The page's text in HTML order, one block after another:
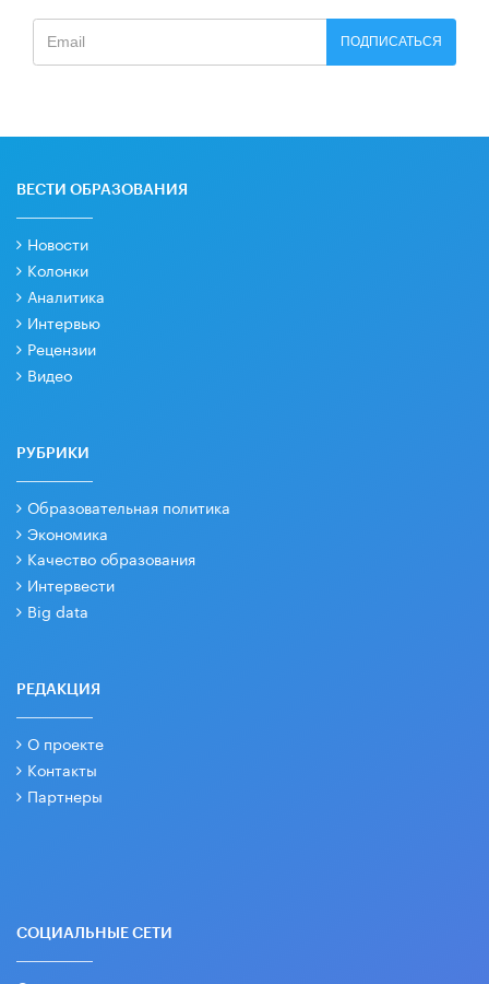
ПОДПИСАТЬСЯ
ВЕСТИ ОБРАЗОВАНИЯ
Новости
Колонки
Аналитика
Интервью
Рецензии
Видео
РУБРИКИ
Образовательная политика
Экономика
Качество образования
Интервести
Big data
РЕДАКЦИЯ
О проекте
Контакты
Партнеры
СОЦИАЛЬНЫЕ СЕТИ